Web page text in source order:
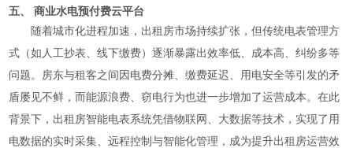
五、 商业水电预付费云平台
随着城市化进程加速，出租房市场持续扩张，但传统电表管理方
式（如人工抄表、线下缴费）逐渐暴露出效率低、成本高、纠纷多等
问题。房东与租客之间因电费分摊、缴费延迟、用电安全等引发的矛
盾屡见不鲜，而能源浪费、窃电行为也进一步增加了运营成本。在此
背景下，出租房智能电表系统凭借物联网、大数据等技术，实现了用
电数据的实时采集、远程控制与智能化管理，成为提升出租房运营效